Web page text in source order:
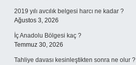
2019 yılı avcılık belgesi harcı ne kadar ?
Ağustos 3, 2026
İç Anadolu Bölgesi kaç ?
Temmuz 30, 2026
Tahliye davası kesinleştikten sonra ne olur ?